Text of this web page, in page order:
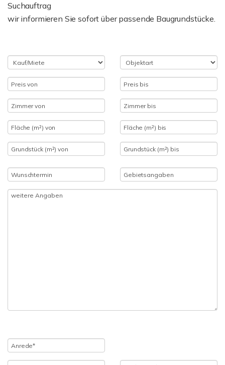
Suchauftrag
wir informieren Sie sofort über passende Baugrundstücke.